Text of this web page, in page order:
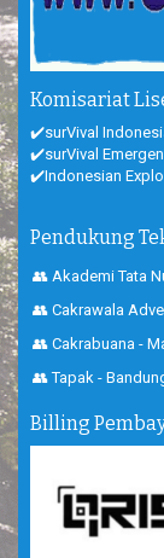
Komisariat
✔️surVival
✔️surVival
✔️Indonesian
Pendukung
👥 Akademi Tata
👥 Cakrawala
👥 Cakrabuana -
👥 Tapak -
Billing